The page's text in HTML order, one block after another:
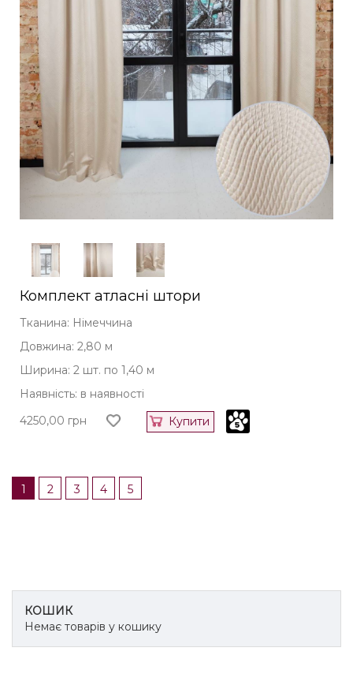
Комплект атласні штори
Тканина: Німеччина
Довжина: 2,80 м
Ширина: 2 шт. по 1,40 м
Наявність: в наявності
4250,00 грн Купити
1 2 3 4 5
КОШИК
Немає товарів у кошику